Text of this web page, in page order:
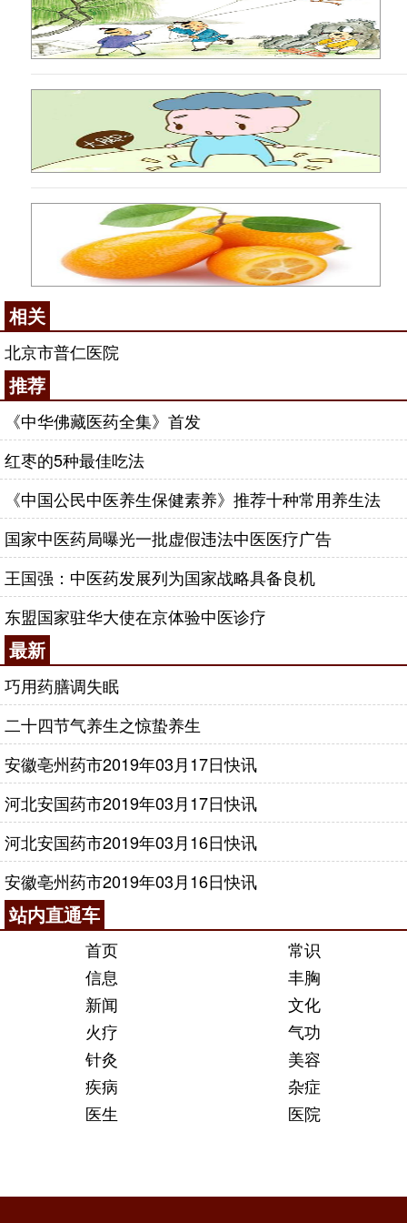
相关
北京市普仁医院
推荐
《中华佛藏医药全集》首发
红枣的5种最佳吃法
《中国公民中医养生保健素养》推荐十种常用养生法
国家中医药局曝光一批虚假违法中医医疗广告
王国强：中医药发展列为国家战略具备良机
东盟国家驻华大使在京体验中医诊疗
最新
巧用药膳调失眠
二十四节气养生之惊蛰养生
安徽亳州药市2019年03月17日快讯
河北安国药市2019年03月17日快讯
河北安国药市2019年03月16日快讯
安徽亳州药市2019年03月16日快讯
站内直通车
首页
常识
信息
丰胸
新闻
文化
火疗
气功
针灸
美容
疾病
杂症
医生
医院